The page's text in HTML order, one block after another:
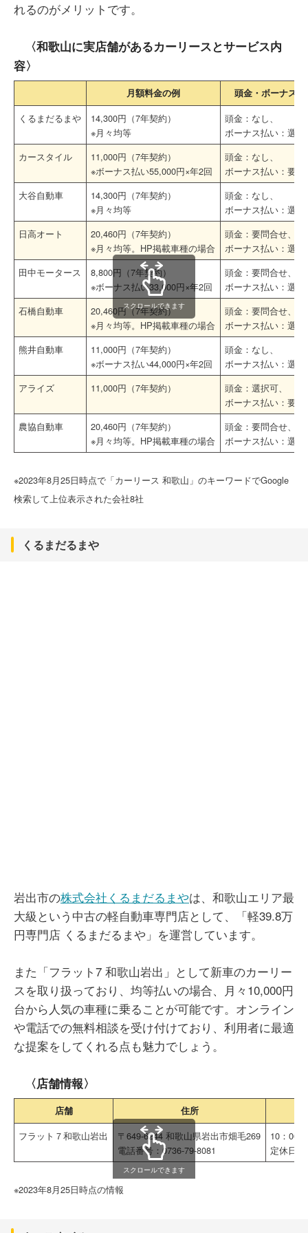
れるのがメリットです。
〈和歌山に実店舗があるカーリースとサービス内
容〉
月額料金の例 頭金・ボーナス払
くるまだるまや
14,300円（7年契約）
※月々均等
頭金：なし、
ボーナス払い：選択
カースタイル
11,000円（7年契約）
※ボーナス払い55,000円×年2回
頭金：なし、
ボーナス払い：要問
大谷自動車
14,300円（7年契約）
※月々均等
頭金：なし、
ボーナス払い：選択
日高オート
20,460円（7年契約）
※月々均等。HP掲載車種の場合
頭金：要問合せ、
ボーナス払い：選択
田中モータース
8,800円（7年契約）
※ボーナス払い33,000円×年2回
頭金：要問合せ、
ボーナス払い：選択
石橋自動車
20,460円（7年契約）
※月々均等。HP掲載車種の場合
頭金：要問合せ、
ボーナス払い：選択
熊井自動車
11,000円（7年契約）
※ボーナス払い44,000円×年2回
頭金：なし、
ボーナス払い：選択
アライズ
11,000円（7年契約）
頭金：選択可、
ボーナス払い：要問
農協自動車
20,460円（7年契約）
※月々均等。HP掲載車種の場合
頭金：要問合せ、
ボーナス払い：選択
スクロールできます
※2023年8月25日時点で「カーリース 和歌山」のキーワードでGoogle
検索して上位表示された会社8社
くるまだるまや
岩出市の株式会社くるまだるまやは、和歌山エリア最
大級という中古の軽自動車専門店として、「軽39.8万
円専門店 くるまだるまや」を運営しています。
また「フラット7 和歌山岩出」として新車のカーリー
スを取り扱っており、均等払いの場合、月々10,000円
台から人気の車種に乗ることが可能です。オンライン
や電話での無料相談を受け付けており、利用者に最適
な提案をしてくれる点も魅力でしょう。
〈店舗情報〉
店舗 住所
フラット７和歌山岩出
〒649-6244 和歌山県岩出市畑毛269
電話番号：0736-79-8081
10：00
定休日
スクロールできます
※2023年8月25日時点の情報